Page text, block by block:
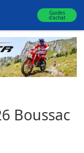
Guides
d'achat
Boussac